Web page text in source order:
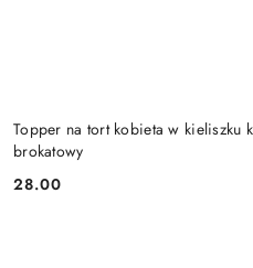
Topper na tort kobieta w kieliszku
brokatowy
Cena:
28.00